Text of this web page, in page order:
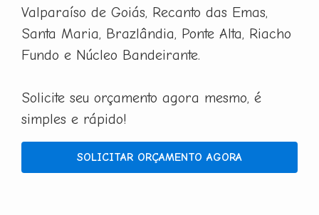
Valparaíso de Goiás, Recanto das Emas,
Santa Maria, Brazlândia, Ponte Alta, Riacho
Fundo e Núcleo Bandeirante.
Solicite seu orçamento agora mesmo, é
simples e rápido!
SOLICITAR ORÇAMENTO AGORA